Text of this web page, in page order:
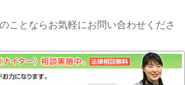
ことならお気軽にお問い合わせくださ